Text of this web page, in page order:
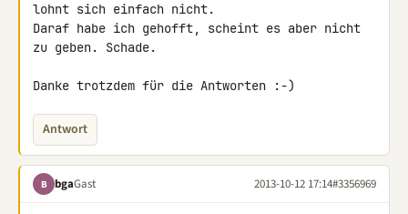
lohnt sich einfach nicht.
Daraf habe ich gehofft, scheint es aber nicht
zu geben. Schade.
Danke trotzdem für die Antworten :-)
Antwort
B bgaGast 2013-10-12 17:14#3356969